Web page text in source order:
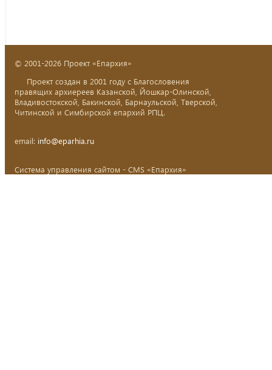
© 2001-2026 Проект «Епархия»
Проект создан в 2001 году с Благословения
правящих архиереев Казанской, Йошкар-Олинской,
Владивостокской, Бакинской, Барнаульской, Тверской,
Читинской и Симбирской епархий РПЦ.
email: info@eparhia.ru
Система управления сайтом - CMS «Епархия»